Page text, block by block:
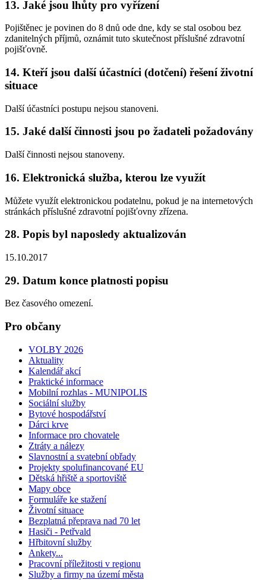
13. Jaké jsou lhůty pro vyřízení
Pojištěnec je povinen do 8 dnů ode dne, kdy se stal osobou bez
zdanitelných příjmů, oznámit tuto skutečnost příslušné zdravotní
pojišťovně.
14. Kteří jsou další účastníci (dotčení) řešení životní
situace
Další účastníci postupu nejsou stanoveni.
15. Jaké další činnosti jsou po žadateli požadovány
Další činnosti nejsou stanoveny.
16. Elektronická služba, kterou lze využít
Můžete využít elektronickou podatelnu, pokud je na internetových
stránkách příslušné zdravotní pojišťovny zřízena.
28. Popis byl naposledy aktualizován
15.10.2017
29. Datum konce platnosti popisu
Bez časového omezení.
Pro občany
VOLBY 2026
Aktuality
Kalendář akcí
Praktické informace
Mobilní rozhlas - MUNIPOLIS
Sociální služby
Bytové hospodářství
Dárci krve
Informace pro chovatele
Ztráty a nálezy
Slavnostní a svatební obřady
Projekty spolufinancované EU
Dětská hřiště a sportoviště
Mapy obce
Formuláře ke stažení
Životní situace
Bezplatná přeprava nad 70 let
Hasiči - Petřvald
Hřbitovní služby
Ankety...
Pracovní příležitosti v regionu
Služby a firmy na území města